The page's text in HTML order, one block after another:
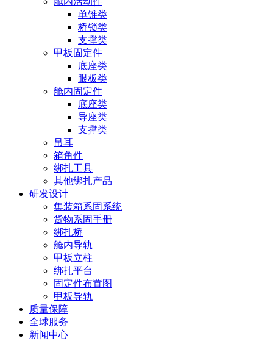
单锥类
桥锁类
支撑类
甲板固定件
底座类
眼板类
舱内固定件
底座类
导座类
支撑类
吊耳
箱角件
绑扎工具
其他绑扎产品
研发设计
集装箱系固系统
货物系固手册
绑扎桥
舱内导轨
甲板立柱
绑扎平台
固定件布置图
甲板导轨
质量保障
全球服务
新闻中心